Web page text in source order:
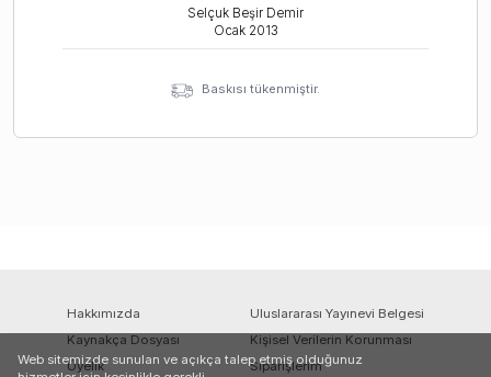
Selçuk Beşir Demir
Ocak 2013
Baskısı tükenmiştir.
Hakkımızda
Uluslararası Yayınevi Belgesi
Kaynakça Dosyası
Kişisel Verilerin Korunması
Üyelik
Siparişlerim
Web sitemizde sunulan ve açıkça talep etmiş olduğunuz